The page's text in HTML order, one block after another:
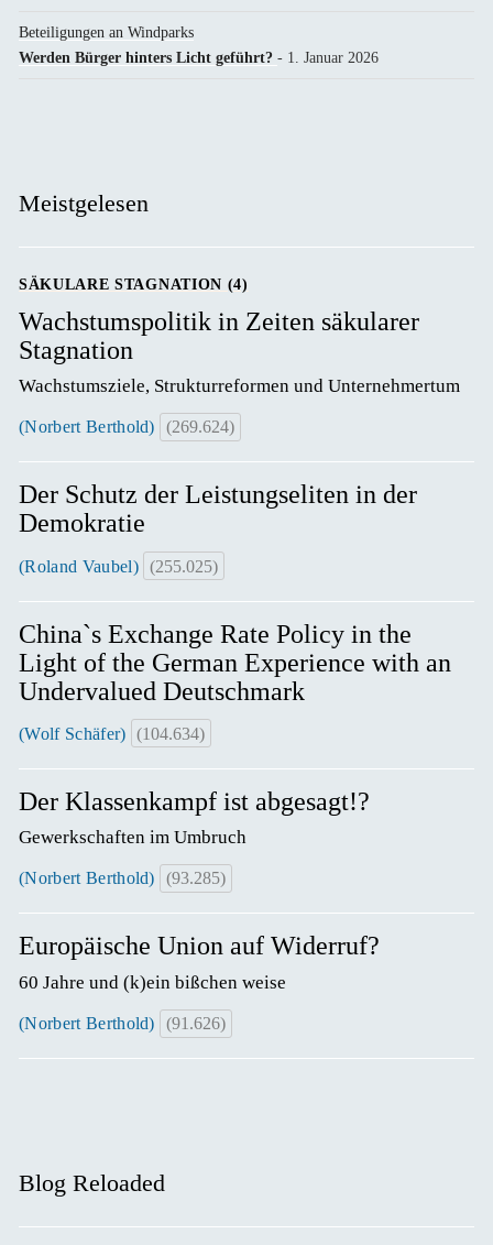
Beteiligungen an Windparks
Werden Bürger hinters Licht geführt? - 1. Januar 2026
Meistgelesen
SÄKULARE STAGNATION (4)
Wachstumspolitik in Zeiten säkularer
Stagnation
Wachstumsziele, Strukturreformen und Unternehmertum
(Norbert Berthold) (269.624)
Der Schutz der Leistungseliten in der
Demokratie
(Roland Vaubel) (255.025)
China`s Exchange Rate Policy in the
Light of the German Experience with an
Undervalued Deutschmark
(Wolf Schäfer) (104.634)
Der Klassenkampf ist abgesagt!?
Gewerkschaften im Umbruch
(Norbert Berthold) (93.285)
Europäische Union auf Widerruf?
60 Jahre und (k)ein bißchen weise
(Norbert Berthold) (91.626)
Blog Reloaded